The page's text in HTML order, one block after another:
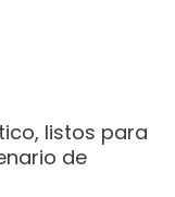
listos para
de